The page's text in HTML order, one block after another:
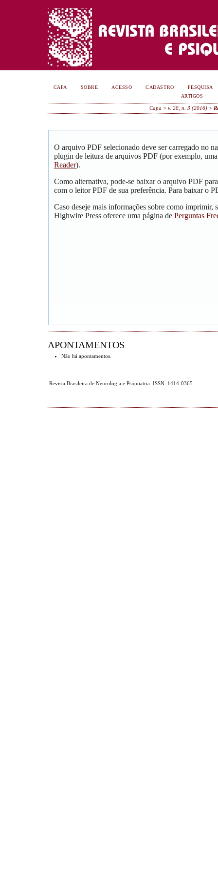
CAPA SOBRE ACESSO CADASTRO
PESQUISA
ARTIGOS
Capa > v. 20, n. 3 (2016)>
O arquivo PDF selecionado deve ser carregado no
plugin de leitura de arquivos PDF (por exemplo,
Reader).
Como alternativa, pode-se baixar o arquivo PDF
com o leitor PDF de sua preferência. Para baixar o
Caso deseje mais informações sobre como imprimir,
Highwire Press oferece uma página de Perguntas
APONTAMENTOS
Não há apontamentos.
Revista Brasileira de Neurologia e Psiquiatria. ISSN: 1414-0365